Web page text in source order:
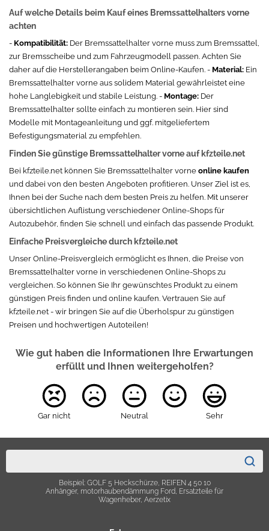
Auf welche Details beim Kauf eines Bremssattelhalters vorne
achten
- Kompatibilität: Der Bremssattelhalter vorne muss zum Bremssattel,
zur Bremsscheibe und zum Fahrzeugmodell passen. Achten Sie
daher auf die Herstellerangaben beim Online-Kaufen. - Material: Ein
Bremssattelhalter vorne aus solidem Material gewährleistet eine
hohe Langlebigkeit und stabile Leistung. - Montage: Der
Bremssattelhalter sollte einfach zu montieren sein. Hier sind
Modelle mit Montageanleitung und ggf. mitgeliefertem
Befestigungsmaterial zu empfehlen.
Finden Sie günstige Bremssattelhalter vorne auf kfzteile.net
Bei kfzteile.net können Sie Bremssattelhalter vorne online kaufen
und dabei von den besten Angeboten profitieren. Unser Ziel ist es,
Ihnen bei der Suche nach dem besten Preis zu helfen. Mit unserer
übersichtlichen Auflistung verschiedener Online-Shops für
Autozubehör, finden Sie schnell und einfach das passende Produkt.
Einfache Preisvergleiche durch kfzteile.net
Unser Online-Preisvergleich ermöglicht es Ihnen, die Preise von
Bremssattelhalter vorne in verschiedenen Online-Shops zu
vergleichen. So können Sie Ihr gewünschtes Produkt zu einem
günstigen Preis finden und online kaufen. Vertrauen Sie auf
kfzteile.net - wir bringen Sie auf die Überholspur zu günstigen
Preisen und hochwertigen Autoteilen!
Wie gut haben die Informationen Ihre Erwartungen
erfüllt und Ihnen weitergeholfen?
Gar nicht Neutral Sehr
Beispiel: GOLF 5 Heckschürze, REIFEN 4 50 10
Anhänger, motorhaubendämmung Ford, Ersatzteile für
Wagenheber, Aerzetix